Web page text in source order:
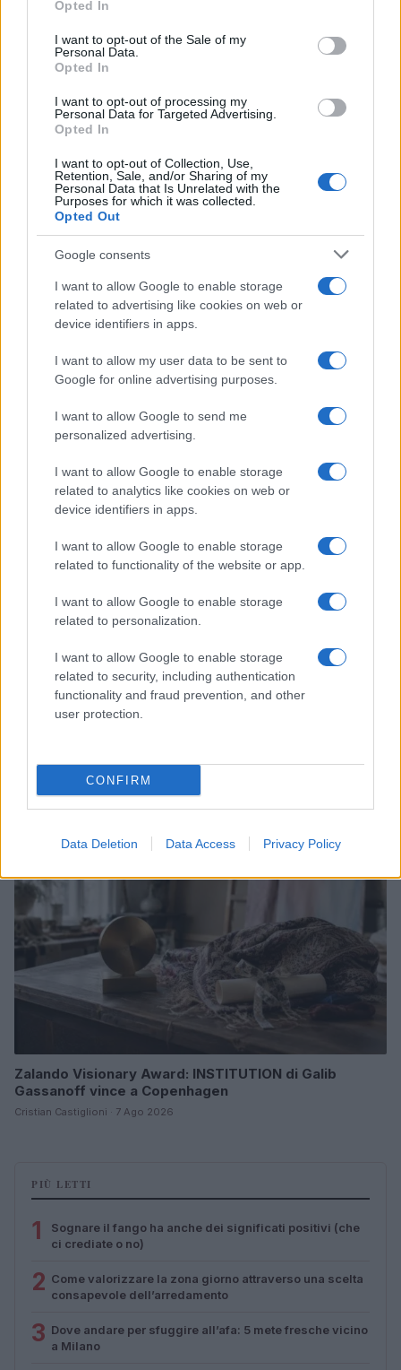
use your data for below specified purposes in below Google
consent section.
Opted In
I want to opt-out of the Sale of my
Personal Data.
Opted In
I want to opt-out of processing my
Personal Data for Targeted Advertising.
Opted In
I want to opt-out of Collection, Use,
Retention, Sale, and/or Sharing of my
Personal Data that Is Unrelated with the
Purposes for which it was collected.
Opted Out
Google consents
I want to allow Google to enable storage
related to advertising like cookies on web or
device identifiers in apps.
I want to allow my user data to be sent to
Google for online advertising purposes.
I want to allow Google to send me
personalized advertising.
I want to allow Google to enable storage
related to analytics like cookies on web or
device identifiers in apps.
I want to allow Google to enable storage
related to functionality of the website or app.
I want to allow Google to enable storage
related to personalization.
I want to allow Google to enable storage
related to security, including authentication
functionality and fraud prevention, and other
user protection.
CONFIRM
Data Deletion Data Access Privacy Policy
Continua a leggere
LIFESTYLE
Copenhagen Fashion Week SS27: le novità che stanno
rivoluzionando la moda
LIFESTYLE
mare e storia
Cristian Castiglioni · 8 Ago 2026
Zalando Visionary Award: INSTITUTION di Galib
Gassanoff vince a Copenhagen
Cristian Castiglioni · 7 Ago 2026
PIÙ LETTI
1
Sognare il fango ha anche dei significati positivi (che
ci crediate o no)
2 Come valorizzare la zona giorno attraverso una scelta
consapevole dell’arredamento
3 Dove andare per sfuggire all’afa: 5 mete fresche vicino
a Milano